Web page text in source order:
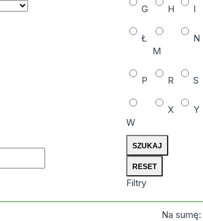
G H I
Ł
M
N
P R S
W
X Y
Filtry
Na sumę: